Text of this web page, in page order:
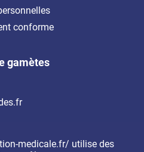
medicale.fr/ utilise des
conforme
gamètes